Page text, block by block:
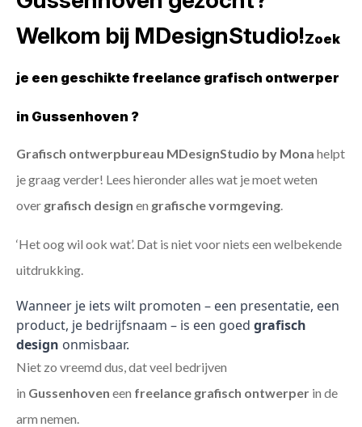
Welkom bij MDesignStudio!Zoek
je een geschikte freelance grafisch ontwerper
in Gussenhoven ?
Grafisch ontwerpbureau MDesignStudio by Mona helpt
je graag verder! Lees hieronder alles wat je moet weten
over grafisch design en grafische vormgeving
‘Het oog wil ook wat’. Dat is niet voor niets een welbekende
uitdrukking.
Wanneer je iets wilt promoten – een presentatie, een
product, je bedrijfsnaam – is een goed grafisch
design onmisbaar.
Niet zo vreemd dus, dat veel bedrijven
in Gussenhoven een freelance grafisch ontwerper in de
arm nemen.